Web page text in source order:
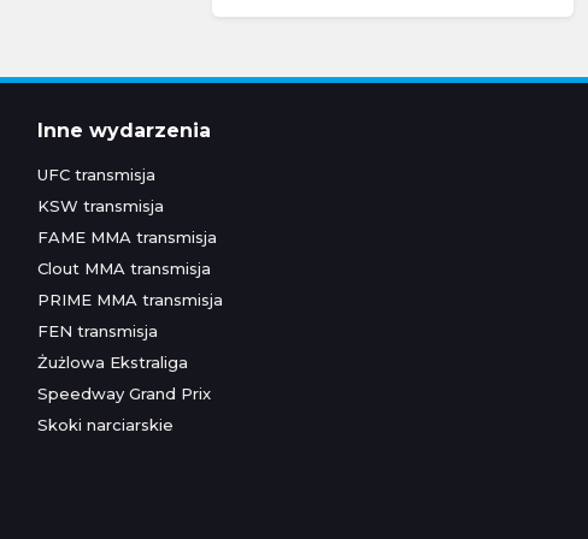
Inne wydarzenia
UFC transmisja
KSW transmisja
FAME MMA transmisja
Clout MMA transmisja
PRIME MMA transmisja
FEN transmisja
Żużlowa Ekstraliga
Speedway Grand Prix
Skoki narciarskie